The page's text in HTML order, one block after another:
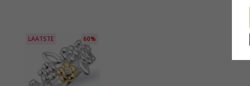
LAATSTE 60%